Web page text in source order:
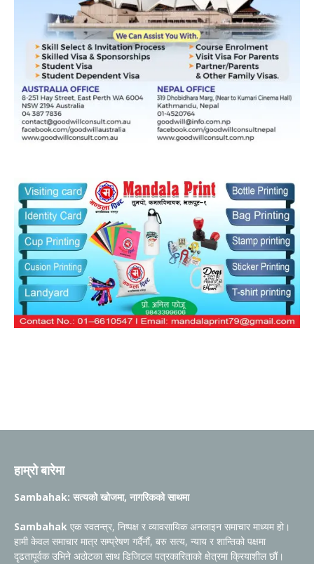
हाम्रो बारेमा
Sambahak: सत्यको खोजमा, नागरिकको साथमा
Sambahak एक स्वतन्त्र, निष्पक्ष र व्यावसायिक अनलाइन समाचार माध्यम हो।
हामी केवल समाचार मात्र सम्प्रेषण गर्दैनौं, बरु सत्य, न्याय र शान्तिको पक्षमा
दृढतापूर्वक उभिने अठोटका साथ डिजिटल पत्रकारिताको क्षेत्रमा क्रियाशील छौं।